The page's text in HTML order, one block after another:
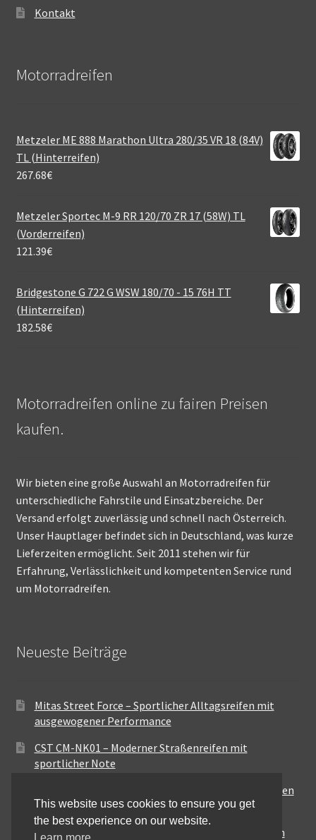
Kontakt
Motorradreifen
Metzeler ME 888 Marathon Ultra 280/35 VR 18 (84V)
TL (Hinterreifen)
267.68€
Metzeler Sportec M-9 RR 120/70 ZR 17 (58W) TL
(Vorderreifen)
121.39€
Bridgestone G 722 G WSW 180/70 - 15 76H TT
(Hinterreifen)
182.58€
Motorradreifen online zu fairen Preisen
kaufen.
Wir bieten eine große Auswahl an Motorradreifen für
unterschiedliche Fahrstile und Einsatzbereiche. Der
Versand erfolgt zuverlässig und schnell nach Österreich.
Unser Hauptlager befindet sich in Deutschland, was kurze
Lieferzeiten ermöglicht. Seit 2011 stehen wir für
Erfahrung, Verlässlichkeit und kompetenten Service rund
um Motorradreifen.
Neueste Beiträge
Mitas Street Force – Sportlicher Alltagsreifen mit
ausgewogener Performance
CST CM-NK01 – Moderner Straßenreifen mit
sportlicher Note
Maxxis MA-ST3 – Ausgewogener Sport-Touring-Reifen
für vielseitige Einsätze
Pirelli City Demon – Zuverlässigkeit für den urbanen
This website uses cookies to ensure you get
the best experience on our website.
Learn more